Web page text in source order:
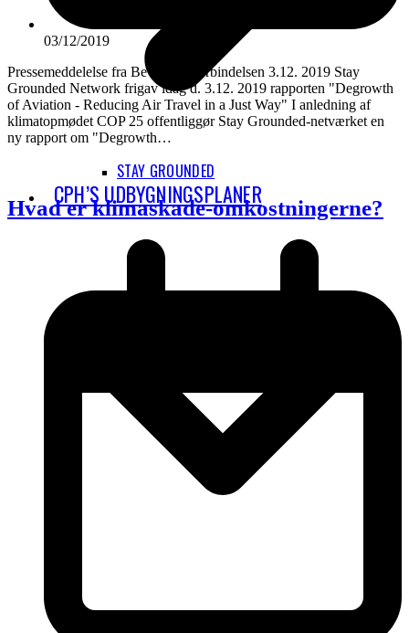
STAY GROUNDED
CPH’S UDBYGNINGSPLANER
03/12/2019
Pressemeddelelse fra Bevar Jordforbindelsen 3.12. 2019 Stay
Grounded Network frigav idag d. 3.12. 2019 rapporten "Degrowth
of Aviation - Reducing Air Travel in a Just Way" I anledning af
klimatopmødet COP 25 offentliggør Stay Grounded-netværket en
ny rapport om "Degrowth…
Hvad er klimaskade-omkostningerne?